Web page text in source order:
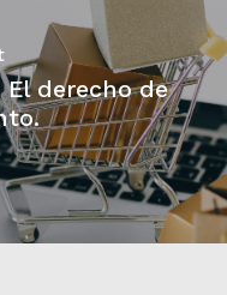
derecho de